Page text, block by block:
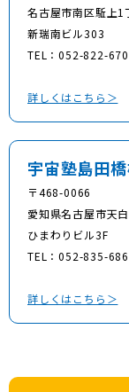
名古屋市南区駈上1
新瑞南ビル303
TEL：052-822-
詳しくはこちら＞
宇宙塾島田
〒468-0066
愛知県名古屋市天
ひまわりビル3F
TEL：052-835-
詳しくはこちら＞